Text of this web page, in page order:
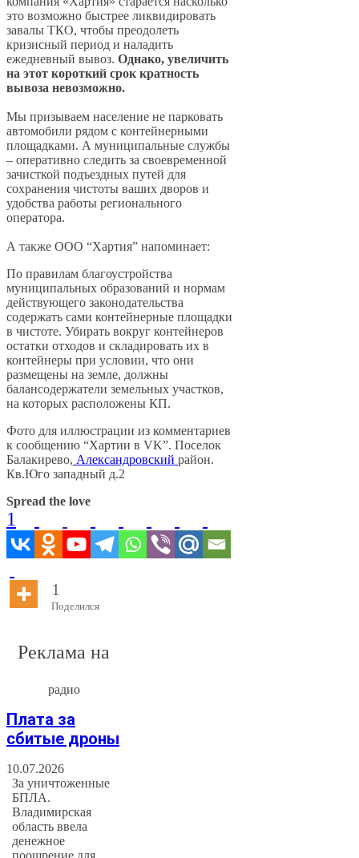
это возможно быстрее ликвидировать
завалы ТКО, чтобы преодолеть
кризисный период и наладить
ежедневный вывоз. Однако, увеличить
на этот короткий срок кратность
вывоза невозможно.
Мы призываем население не парковать
автомобили рядом с контейнерными
площадками. А муниципальные службы
– оперативно следить за своевременной
зачисткой подъездных путей для
сохранения чистоты ваших дворов и
удобства работы регионального
оператора.
А также ООО “Хартия” напоминает:
По правилам благоустройства
муниципальных образований и нормам
действующего законодательства
содержать сами контейнерные площадки
в чистоте. Убирать вокруг контейнеров
остатки отходов и складировать их в
контейнеры при условии, что они
размещены на земле, должны
балансодержатели земельных участков,
на которых расположены КП.
Фото для иллюстрации из комментариев
к сообщению “Хартии в VK”. Поселок
Балакирево, Александровский район.
Кв.Юго западный д.2
Spread the love
1
1
Поделился
Реклама на
радио
Плата за
сбитые дроны
10.07.2026
За уничтоженные
БПЛА.
Владимирская
область ввела
денежное
поощрение для